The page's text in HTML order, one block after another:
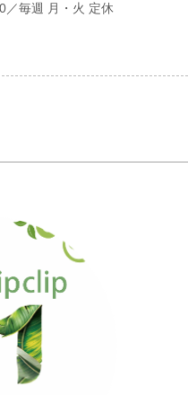
／毎週 月・火 定休